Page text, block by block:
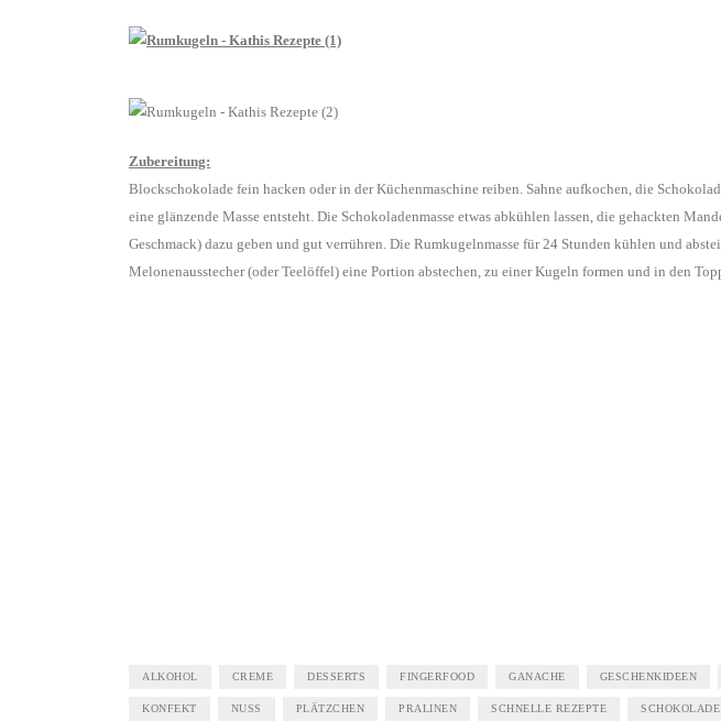
Zubereitung:
Blockschokolade fein hacken oder in der Küchenmaschine reiben. Sahne aufkochen, die
eine glänzende Masse entsteht. Die Schokoladenmasse etwas abkühlen lassen, die gehackten
Geschmack) dazu geben und gut verrühren. Die Rumkugelnmasse für 24 Stunden kühlen und
Melonenausstecher (oder Teelöffel) eine Portion abstechen, zu einer Kugeln formen und in den
ALKOHOL CREME DESSERTS FINGERFOOD GANACHE GESCHENKIDEEN
KONFEKT NUSS PLÄTZCHEN PRALINEN SCHNELLE REZEPTE SCHOKOLADE